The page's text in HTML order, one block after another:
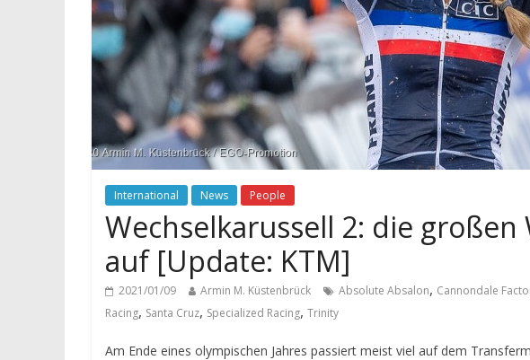
International News People
Wechselkarussell 2: die
auf [Update: KTM]
2021/01/09 Armin M. Küstenbrück Absolute Absalon, Cannondale
Racing, Santa Cruz, Specialized Racing, Trinity
Am Ende eines olympischen Jahres passiert meist viel auf dem